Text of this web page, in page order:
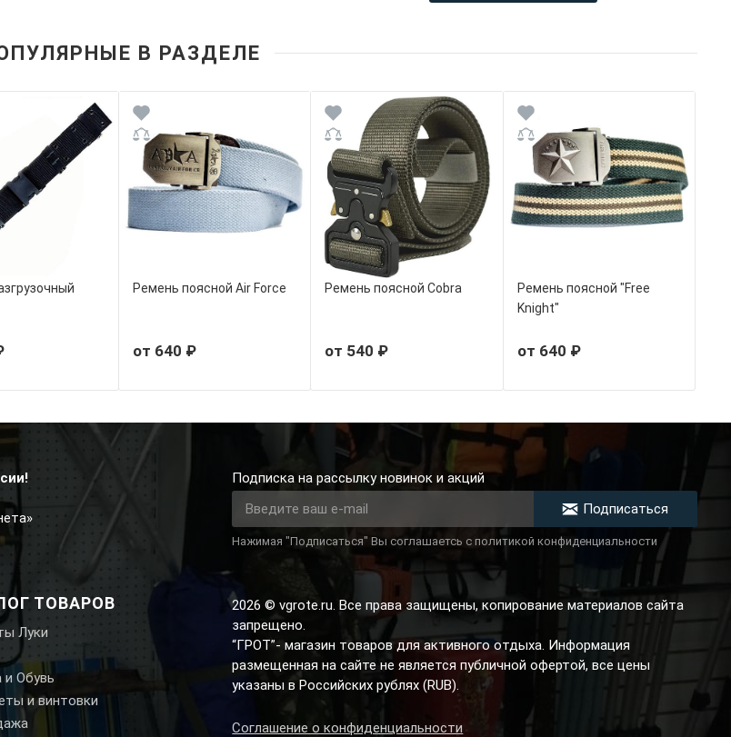
В РАЗДЕЛЕ
Ремень поясной Air Force
от 640 ₽
Ремень поясной Cobra
от 540 ₽
Ремень поясной "Free
Knight"
от 640 ₽
ТОВАРОВ
Луки
Обувь
и винтовки
Подписка на рассылку новинок и акций
Подписаться
Нажимая "Подписаться" Вы соглашаетсь с политикой конфиденциальности
2026 © vgrote.ru. Все права защищены, копирование материалов сайта
запрещено.
“ГРОТ”- магазин товаров для активного отдыха. Информация
размещенная на сайте не является публичной офертой, все цены
указаны в Российских рублях (RUB).
Соглашение о конфиденциальности